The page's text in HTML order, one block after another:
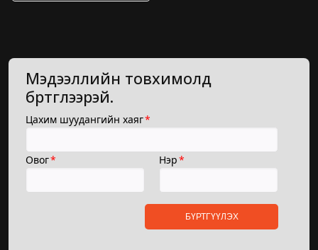
Мэдээллийн товхимолд
бүртгүүлээрэй.